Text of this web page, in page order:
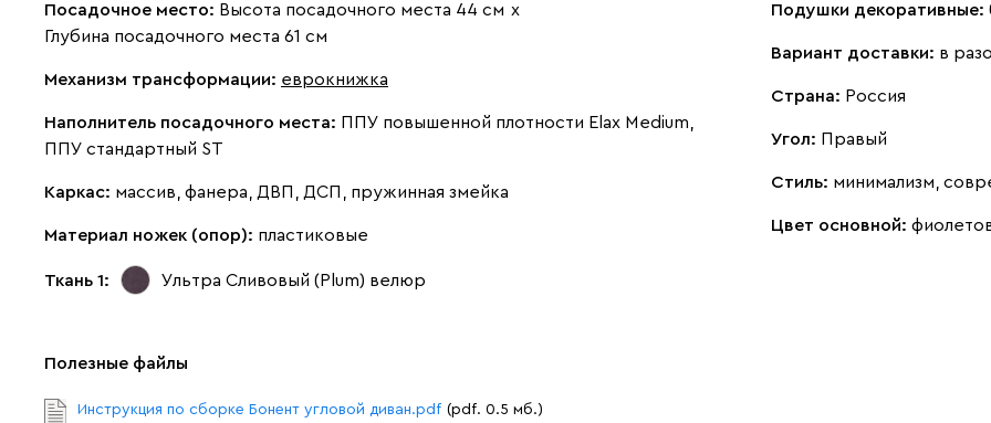
Посадочное место: Высота посадочного места 44 см х
Глубина посадочного места 61 см
Механизм трансформации: еврокнижка
Наполнитель посадочного места: ППУ повышенной плотности Elax Medium,
ППУ стандартный ST
Каркас: массив, фанера, ДВП, ДСП, пружинная змейка
Материал ножек (опор): пластиковые
Ткань 1: Ультра Сливовый (Plum) велюр
Подушки декоративные:
Вариант доставки: в
Страна: Россия
Угол: Правый
Стиль: минимализм,
Цвет основной:
Полезные файлы
Инструкция по сборке Бонент угловой диван.pdf (pdf. 0.5 мб.)